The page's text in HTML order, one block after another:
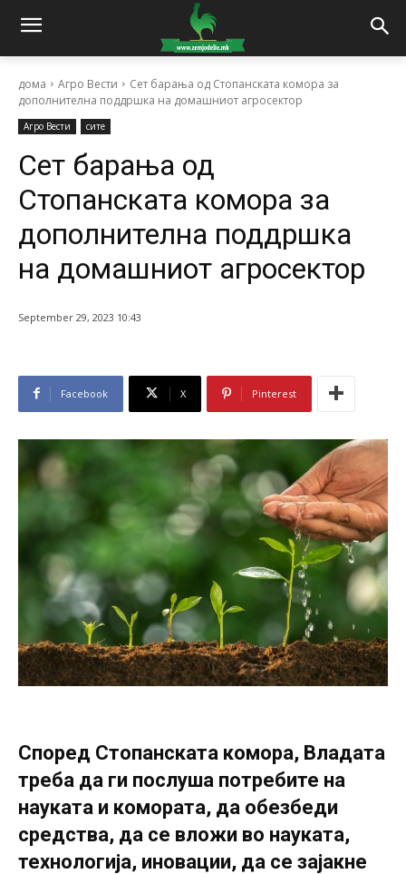
дома Агро Вести
Сет барања од Стопанската комора за
дополнителна поддршка на домашниот агросектор
Агро Вести сите
Сет барања од
Стопанската комора за
дополнителна поддршка
на домашниот агросектор
September 29, 2023 10:43
Facebook X Pinterest
Според Стопанската комора, Владата
треба да ги послуша потребите на
науката и комората, да обезбеди
средства, да се вложи во науката,
технологија, иновации, да се зајакне